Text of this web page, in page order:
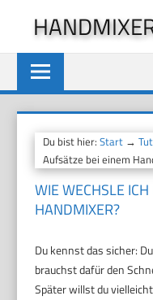
springen
Du bist hier:Start →
Aufsätze bei einem
WIE WECHSLE
HANDMIXER?
Du kennst das sicher:
brauchst dafür den
Später willst du